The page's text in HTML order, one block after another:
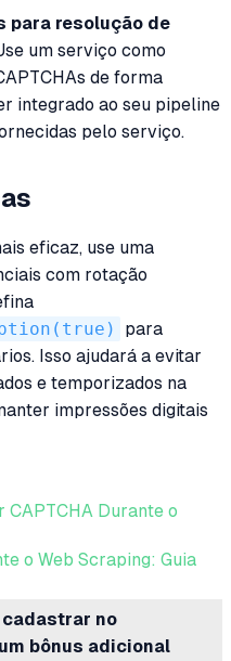
para resolução de
um serviço como
de forma
integrado ao seu pipeline
pelo serviço.
eficaz, use uma
com rotação
para
Isso ajudará a evitar
e temporizados na
impressões digitais
Durante o
o Web Scraping: Guia
cadastrar no
bônus adicional